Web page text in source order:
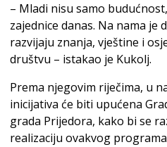
– Mladi nisu samo
zajednice danas. Na nama je
razvijaju znanja, vještine i
društvu – istakao je Kukolj.
Prema njegovim riječima, u
inicijativa će biti upućena
grada Prijedora, kako bi se
realizaciju ovakvog